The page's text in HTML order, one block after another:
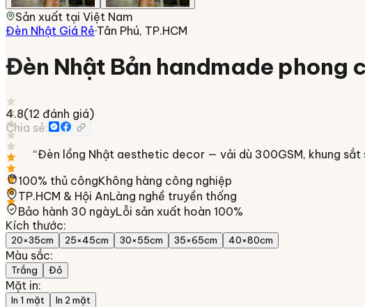
Sản xuất tại Việt Nam
Đèn Nhật Giá Rẻ·Tân Phú, TP.HCM
Đèn Nhật Bản handmade
4.8(12 đánh giá)
Chia sẻ:
“Đèn lồng Nhật aesthetic decor — vải dù 300GSM, khung
100% thủ côngKhông hàng công nghiệp
TP.HCM & Hội AnLàng nghề truyền thống
Bảo hành 30 ngàyLỗi sản xuất hoàn 100%
Kích thước:
20×35cm 25×45cm 30×55cm 35×65cm 40×80cm
Màu sắc:
Trắng Đỏ
Mặt in:
In 1 mặt In 2 mặt